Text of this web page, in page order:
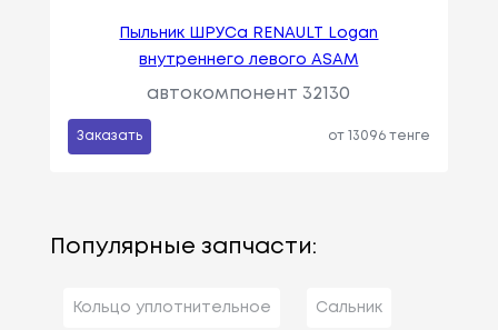
Пыльник ШРУСа RENAULT Logan
внутреннего левого ASAM
автокомпонент 32130
Заказать от 13096 тенге
Популярные запчасти:
Кольцо уплотнительное Сальник